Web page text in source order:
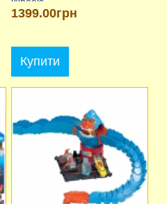
1399.00грн
Купити